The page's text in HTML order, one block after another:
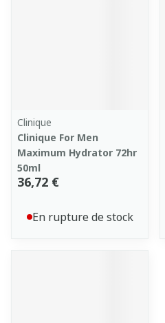
Clinique
Clinique For Men
Maximum Hydrator 72hr
50ml
36,72 €
En rupture de stock